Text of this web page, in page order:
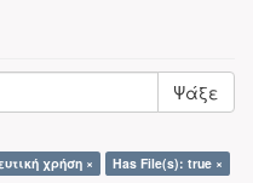
Ψάξε
χρήση ×
Has File(s): true ×